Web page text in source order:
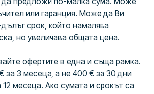
или гаранция. Може да Ви
срок, който намалява
но увеличава общата цена.
офертите в една и съща рамка.
за 3 месеца, а не 400 € за 30 дни
месеца. Ако сумата и срокът са